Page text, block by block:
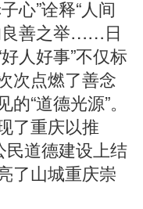
心”诠释“人间
良善之举……日
人好事”不仅标
次点燃了善念
“道德光源”。
了重庆以推
民道德建设上结
了山城重庆崇